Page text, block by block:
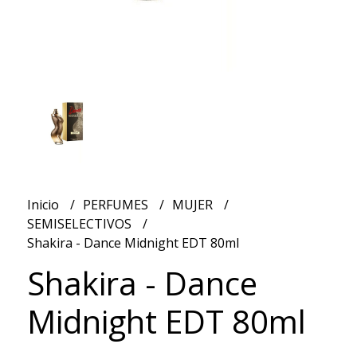
Inicio PERFUMES
MUJER
SEMISELECTIVOS
Shakira - Dance Midnight EDT 80ml
Shakira - Dance
Midnight EDT 80ml